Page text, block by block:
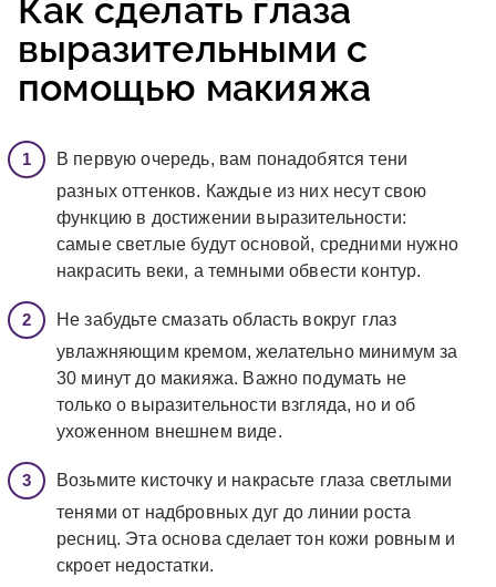
Как сделать глаза
выразительными с
помощью макияжа
В первую очередь, вам понадобятся тени
разных оттенков. Каждые из них несут свою
функцию в достижении выразительности:
самые светлые будут основой, средними нужно
накрасить веки, а темными обвести контур.
Не забудьте смазать область вокруг глаз
увлажняющим кремом, желательно минимум за
30 минут до макияжа. Важно подумать не
только о выразительности взгляда, но и об
ухоженном внешнем виде.
Возьмите кисточку и накрасьте глаза светлыми
тенями от надбровных дуг до линии роста
ресниц. Эта основа сделает тон кожи ровным и
скроет недостатки.